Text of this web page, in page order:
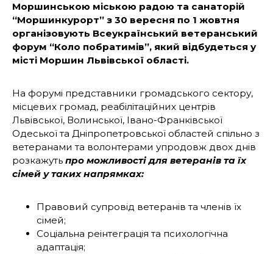
Моршинською міською радою та санаторій
“Моршинкурорт” з 30 вересня по 1 жовтня
організовують Всеукраїнський ветеранський
форум “Коло побратимів”, який відбудеться у
місті Моршин Львівської області.
На форумі представники громадського сектору,
місцевих громад, реабілітаційних центрів
Львівської, Волинської, Івано-Франківської
Одеської та Дніпропетровської областей спільно з
ветеранами та волонтерами упродовж двох днів
розкажуть про можливості для ветеранів та їх
сімей у таких напрямках:
Правовий супровід ветеранів та членів їх
сімей;
Соціальна реінтеграція та психологічна
адаптація;